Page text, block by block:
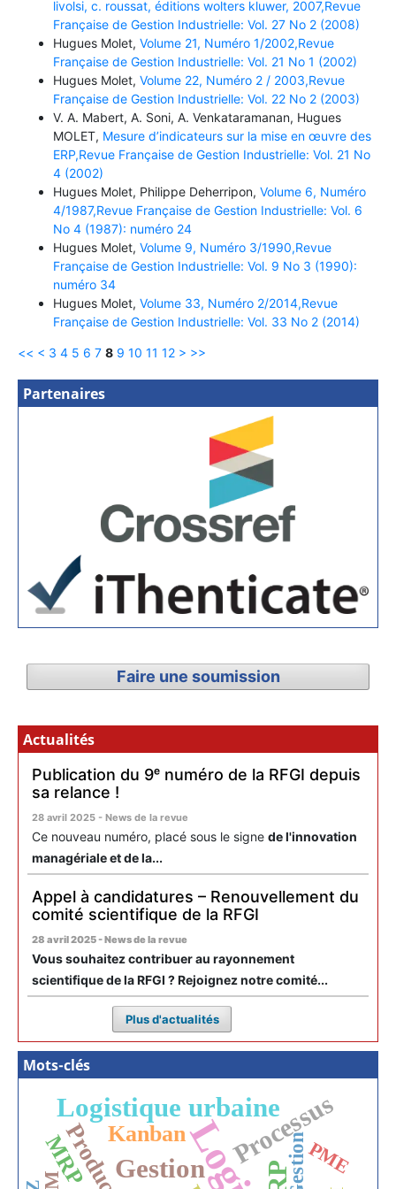
livolsi, c. roussat, éditions wolters kluwer, 2007,Revue
Française de Gestion Industrielle: Vol. 27 No 2 (2008)
Hugues Molet, Volume 21, Numéro 1/2002,Revue
Française de Gestion Industrielle: Vol. 21 No 1 (2002)
Hugues Molet, Volume 22, Numéro 2 / 2003,Revue
Française de Gestion Industrielle: Vol. 22 No 2 (2003)
V. A. Mabert, A. Soni, A. Venkataramanan, Hugues
MOLET, Mesure d’indicateurs sur la mise en œuvre des
ERP,Revue Française de Gestion Industrielle: Vol. 21 No
4 (2002)
Hugues Molet, Philippe Deherripon, Volume 6, Numéro
4/1987,Revue Française de Gestion Industrielle: Vol. 6
No 4 (1987): numéro 24
Hugues Molet, Volume 9, Numéro 3/1990,Revue
Française de Gestion Industrielle: Vol. 9 No 3 (1990):
numéro 34
Hugues Molet, Volume 33, Numéro 2/2014,Revue
Française de Gestion Industrielle: Vol. 33 No 2 (2014)
<< < 3 4 5 6 7 8 9 10 11 12 > >>
Partenaires
Faire une soumission
Actualités
Publication du 9ᵉ numéro de la RFGI depuis
sa relance !
28 avril 2025 - News de la revue
Ce nouveau numéro, placé sous le signe de l'innovation
managériale et de la...
Appel à candidatures – Renouvellement du
comité scientifique de la RFGI
28 avril 2025 - News de la revue
Vous souhaitez contribuer au rayonnement
scientifique de la RFGI ? Rejoignez notre comité...
Plus d'actualités
Mots-clés
Gestion
Logistique urbaineProcessus
Kanban
MRP GestionPME